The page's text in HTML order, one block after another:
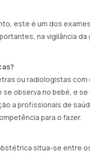
este é um dos
na vigilância
ou radiologistas
observa no bebé, e se
a profissionais de
para o fazer.
situa-se entre